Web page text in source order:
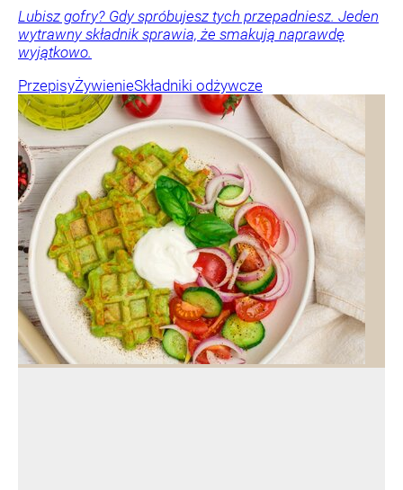
Lubisz gofry? Gdy spróbujesz tych przepadniesz. Jeden
wytrawny składnik sprawia, że smakują naprawdę
wyjątkowo.
PrzepisyŻywienieSkładniki odżywcze